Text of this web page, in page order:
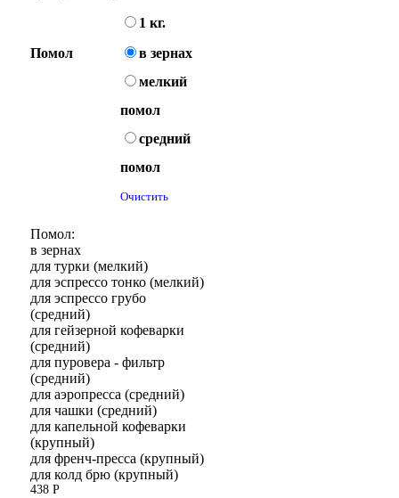
1 кг.
Помол
в зернах
мелкий
помол
средний
помол
Очистить
Помол:
в зернах
для турки (мелкий)
для эспрессо тонко (мелкий)
для эспрессо грубо
(средний)
для гейзерной кофеварки
(средний)
для пуровера - фильтр
(средний)
для аэропресса (средний)
для чашки (средний)
для капельной кофеварки
(крупный)
для френч-пресса (крупный)
для колд брю (крупный)
438 Р